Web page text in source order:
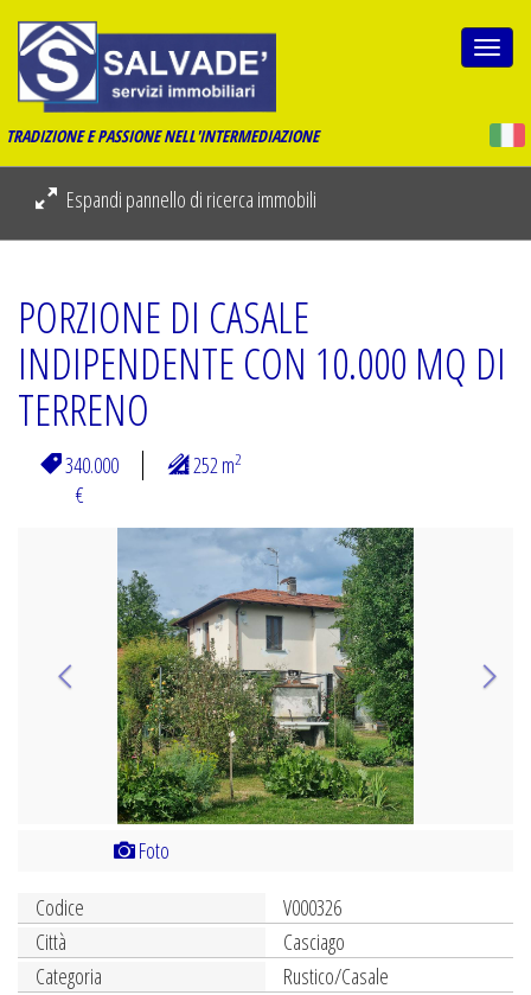
TRADIZIONE E PASSIONE NELL'INTERMEDIAZIONE
Espandi pannello di ricerca immobili
PORZIONE DI CASALE
INDIPENDENTE CON 10.000 MQ DI
TERRENO
340.000
€
252 m2
Foto
Codice
V000326
Città
Casciago
Categoria
Rustico/Casale